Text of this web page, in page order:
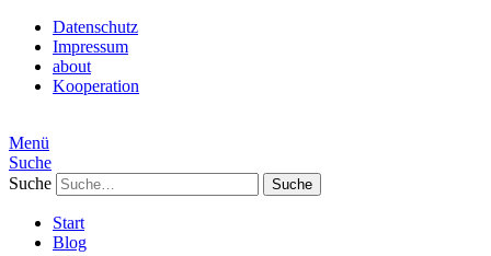
Datenschutz
Impressum
about
Kooperation
Menü
Suche
Suche
Start
Blog